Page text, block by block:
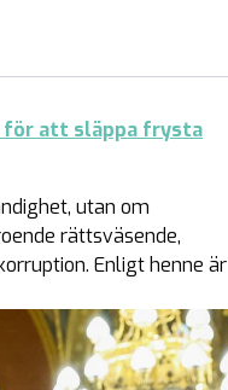
för att släppa frysta
utan om
rättsväsende,
Enligt henne är